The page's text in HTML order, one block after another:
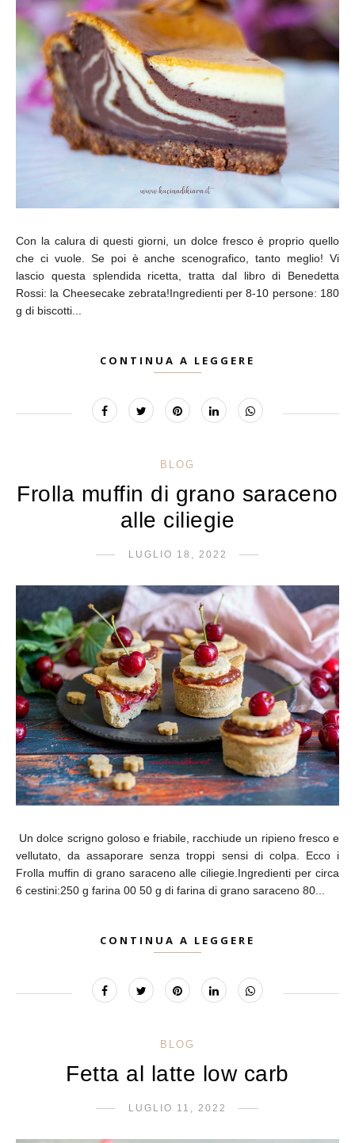
Con la calura di questi giorni, un dolce fresco è proprio quello
che ci vuole. Se poi è anche scenografico, tanto meglio! Vi
lascio questa splendida ricetta, tratta dal libro di Benedetta
Rossi: la Cheesecake zebrata!Ingredienti per 8-10 persone: 180​
g​ di biscotti...
CONTINUA A LEGGERE
BLOG
Frolla muffin di grano saraceno
alle ciliegie
LUGLIO 18, 2022
Un dolce scrigno goloso e friabile, racchiude un ripieno fresco e
vellutato, da assaporare senza troppi sensi di colpa. Ecco i
Frolla muffin di grano saraceno alle ciliegie.Ingredienti per circa
6 cestini:250 g farina 00 50 g di farina di grano saraceno 80...
CONTINUA A LEGGERE
BLOG
Fetta al latte low carb
LUGLIO 11, 2022